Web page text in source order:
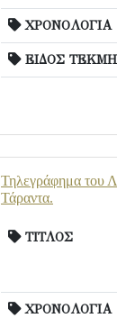
ΧΡΟΝΟΛΟΓΙΑ
ΕΙΔΟΣ
Τηλεγράφημα του
Τάραντα.
ΤΙΤΛΟΣ
ΧΡΟΝΟΛΟΓΙΑ